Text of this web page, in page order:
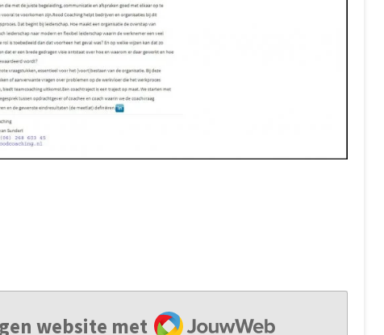
website met JouwWeb